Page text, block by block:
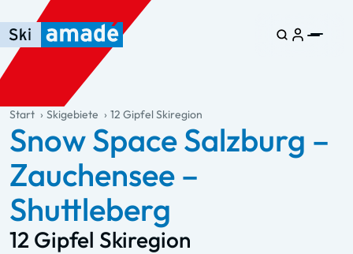
Zum Haupt-Inhalt springen
Springe zur Tabelle
Zur Haupt-Navigation springen
general.table-of-content
Start Skigebiete 12 Gipfel Skiregion
Snow Space Salzburg –
Zauchensee –
Shuttleberg
12 Gipfel Skiregion